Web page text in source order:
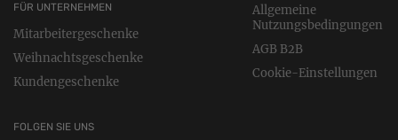
FÜR UNTERNEHMEN
Mitarbeitergeschenke
Weihnachtsgeschenke
Kundengeschenke
Allgemeine
Nutzungsbedingungen
AGB B2B
Cookie-Einstellungen
FOLGEN SIE UNS